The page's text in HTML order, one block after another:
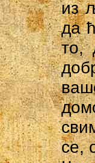
из
да
то,
се,